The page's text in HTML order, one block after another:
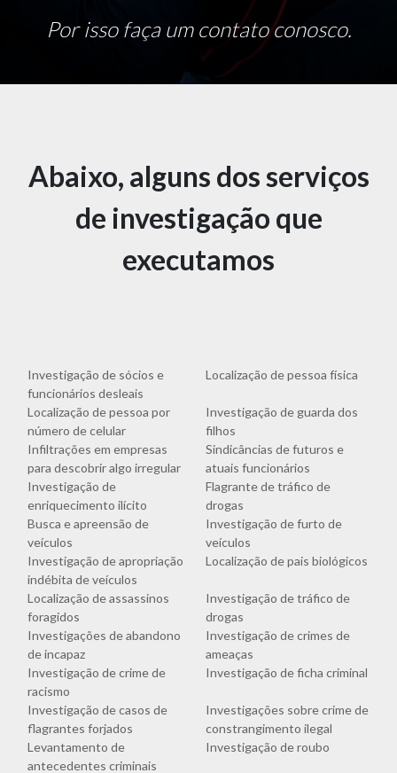
Por isso faça um contato conosco.
Abaixo, alguns dos serviços
de investigação que
executamos
Investigação de sócios e
funcionários desleais
Localização de pessoa física
Localização de pessoa por
número de celular
Investigação de guarda dos
filhos
Infiltrações em empresas
para descobrir algo irregular
Sindicâncias de futuros e
atuais funcionários
Investigação de
enriquecimento ilícito
Flagrante de tráfico de
drogas
Busca e apreensão de
veículos
Investigação de furto de
veículos
Investigação de apropriação
indébita de veículos
Localização de pais biológicos
Localização de assassinos
foragidos
Investigação de tráfico de
drogas
Investigações de abandono
de incapaz
Investigação de crimes de
ameaças
Investigação de crime de
racismo
Investigação de ficha criminal
Investigação de casos de
flagrantes forjados
Investigações sobre crime de
constrangimento ilegal
Levantamento de
antecedentes criminais
Investigação de roubo